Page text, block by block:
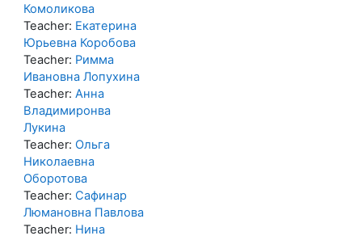
Комоликова
Teacher: Екатерина
Юрьевна Коробова
Teacher: Римма
Ивановна Лопухина
Teacher: Анна
Владимиронва
Лукина
Teacher: Ольга
Николаевна
Оборотова
Teacher: Сафинар
Люмановна Павлова
Teacher: Нина